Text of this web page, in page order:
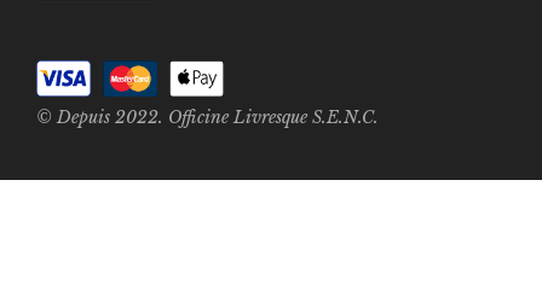
© Depuis 2022. Officine Livresque S.E.N.C.